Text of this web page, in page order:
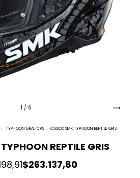
1 / 6
. TYPHOON GRAFICAS . CASCO SMK TYPHOON REPTILE GRIS
REPTILE GRIS
$263.137,80